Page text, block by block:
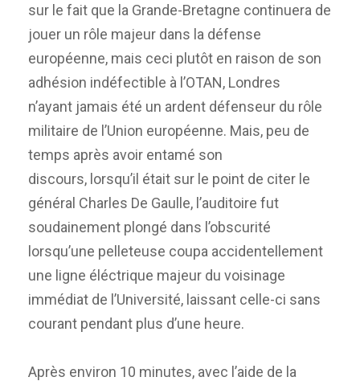
sur le fait que la Grande-Bretagne continuera de
jouer un rôle majeur dans la défense
européenne, mais ceci plutôt en raison de son
adhésion indéfectible à l’OTAN, Londres
n’ayant jamais été un ardent défenseur du rôle
militaire de l’Union européenne. Mais, peu de
temps après avoir entamé son
discours, lorsqu’il était sur le point de citer le
général Charles De Gaulle, l’auditoire fut
soudainement plongé dans l’obscurité
lorsqu’une pelleteuse coupa accidentellement
une ligne éléctrique majeur du voisinage
immédiat de l’Université, laissant celle-ci sans
courant pendant plus d’une heure.
Après environ 10 minutes, avec l’aide de la